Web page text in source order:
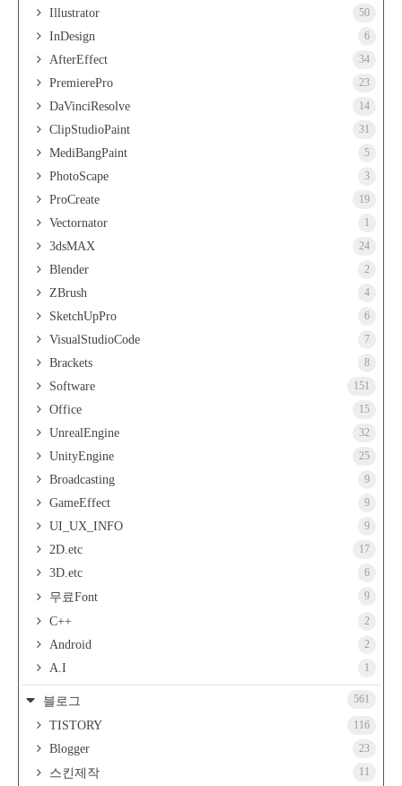
Illustrator 50
InDesign 6
AfterEffect 34
PremierePro 23
DaVinciResolve 14
ClipStudioPaint 31
MediBangPaint 5
PhotoScape 3
ProCreate 19
Vectornator 1
3dsMAX 24
Blender 2
ZBrush 4
SketchUpPro 6
VisualStudioCode 7
Brackets 8
Software 151
Office 15
UnrealEngine 32
UnityEngine 25
Broadcasting 9
GameEffect 9
UI_UX_INFO 9
2D.etc 17
3D.etc 6
무료Font 9
C++ 2
Android 2
A.I 1
블로그 561
TISTORY 116
Blogger 23
스킨제작 11